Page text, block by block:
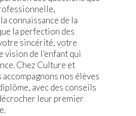
connaissance de la
la perfection des
sincérité, votre
de l’enfant qui
Chez Culture et
nos élèves
avec des conseils
leur premier